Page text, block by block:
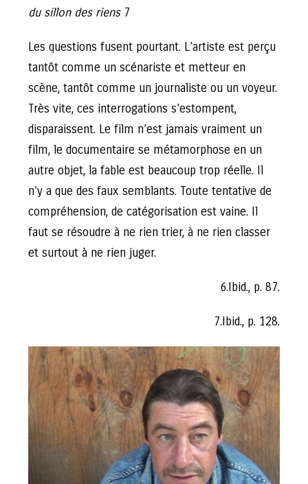
du sillon des riens7
Les questions fusent pourtant. L’artiste est perçu
tantôt comme un scénariste et metteur en
scène, tantôt comme un journaliste ou un voyeur.
Très vite, ces interrogations s’estompent,
disparaissent. Le film n’est jamais vraiment un
film, le documentaire se métamorphose en un
autre objet, la fable est beaucoup trop réelle. Il
n’y a que des faux semblants. Toute tentative de
compréhension, de catégorisation est vaine. Il
faut se résoudre à ne rien trier, à ne rien classer
et surtout à ne rien juger.
6.Ibid., p. 87.
7.Ibid., p. 128.